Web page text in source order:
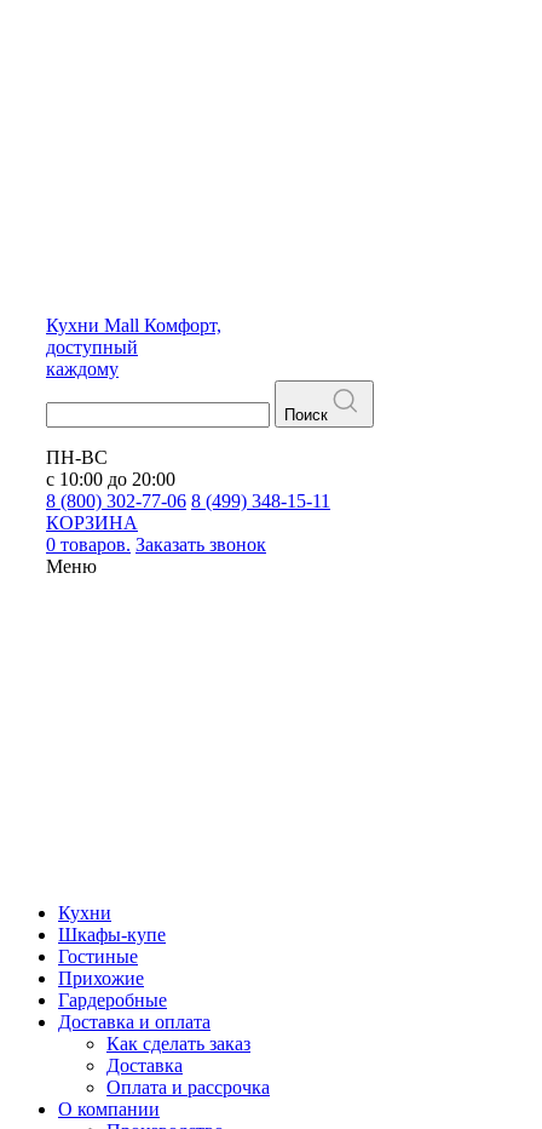
Кухни Mall Комфорт,
доступный
каждому
Поиск
ПН-ВС
с 10:00 до 20:00
8 (800) 302-77-06 8 (499) 348-15-11
КОРЗИНА
0 товаров. Заказать звонок
Меню
Кухни
Шкафы-купе
Гостиные
Прихожие
Гардеробные
Доставка и оплата
Как сделать заказ
Доставка
Оплата и рассрочка
О компании